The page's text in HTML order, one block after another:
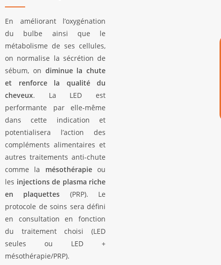
En améliorant l’oxygénation
du bulbe ainsi que le
métabolisme de ses cellules,
on normalise la sécrétion de
sébum, on diminue la chute
et renforce la qualité du
cheveux. La LED est
performante par elle-même
dans cette indication et
potentialisera l’action des
compléments alimentaires et
autres traitements anti-chute
comme la mésothérapieou
les injections de plasma riche
en plaquettes (PRP). Le
protocole de soins sera défini
en consultation en fonction
du traitement choisi (LED
seules ou LED +
mésothérapie/PRP).